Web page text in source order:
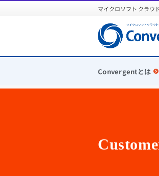
マイクロソフト クラウ
Convergentとは